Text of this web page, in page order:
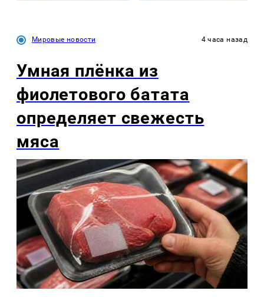
Мировые новости 4 часа назад
Умная плёнка из
фиолетового батата
определяет свежесть
мяса